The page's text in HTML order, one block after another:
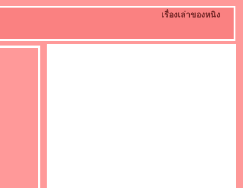
เรื่องเล่าของหนิง